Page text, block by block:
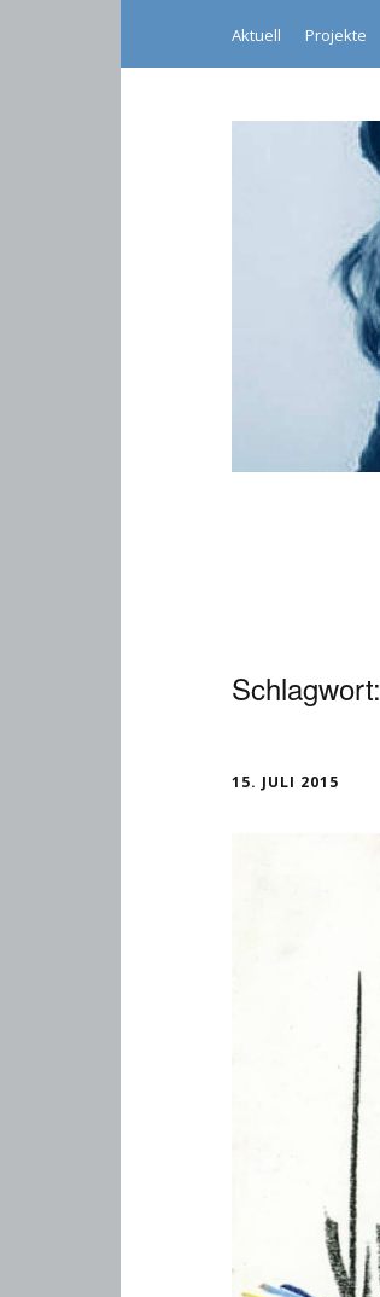
Aktuell Projekte
Schlagwort:
15. JULI 2015